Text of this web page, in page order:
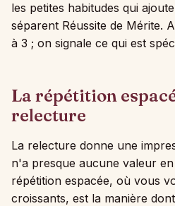
les petites habitudes qui
séparent Réussite de Mérite.
à 3 ; on signale ce qui est
La répétition
relecture
La relecture donne une
n'a presque aucune valeur
répétition espacée, où vous
croissants, est la manière